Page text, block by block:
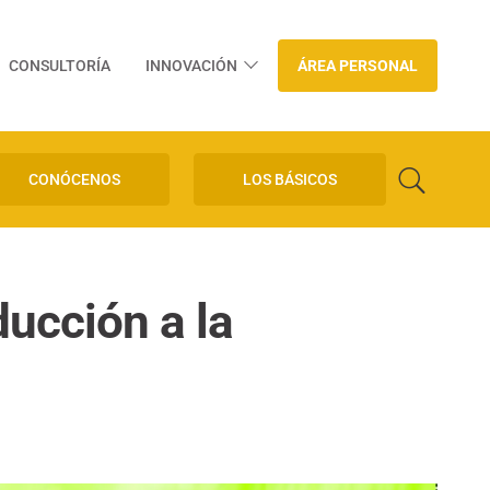
CONSULTORÍA INNOVACIÓN ÁREA PERSONAL
CONÓCENOS LOS BÁSICOS
a la